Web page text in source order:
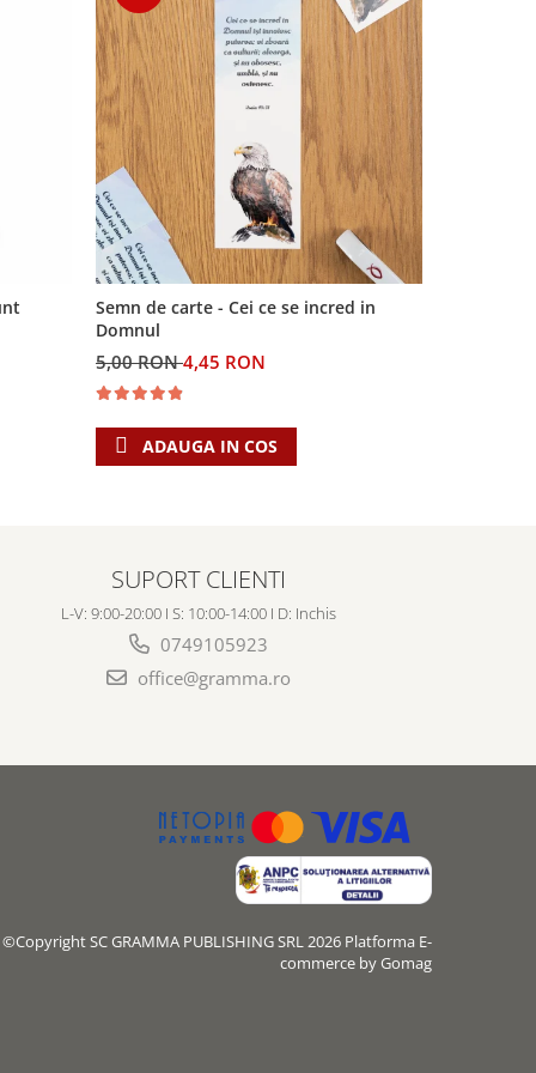
Semn de carte - Cei ce se incred in
Domnul
5,00 RON4,45 RON
ADAUGA IN COS
SUPORT CLIENTI
L-V: 9:00-20:00 I S: 10:00-14:00 I D: Inchis
0749105923
office@gramma.ro
©Copyright SC GRAMMA PUBLISHING SRL 2026 Platforma E-
commerce by Gomag